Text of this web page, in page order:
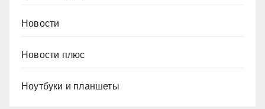
Новости
Новости плюс
Ноутбуки и планшеты